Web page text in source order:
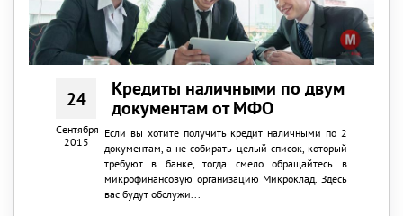
24
Сентября
2015
Кредиты наличными по двум
документам от МФО
Если вы хотите получить кредит наличными по 2
документам, а не собирать целый список, который
требуют в банке, тогда смело обращайтесь в
микрофинансовую организацию Микроклад. Здесь
вас будут обслужи...